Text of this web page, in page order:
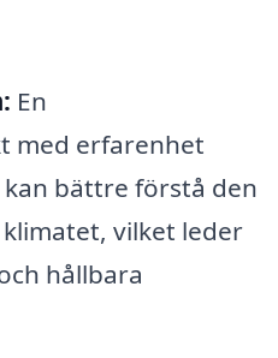
En
med erfarenhet
bättre förstå den
vilket leder
hållbara